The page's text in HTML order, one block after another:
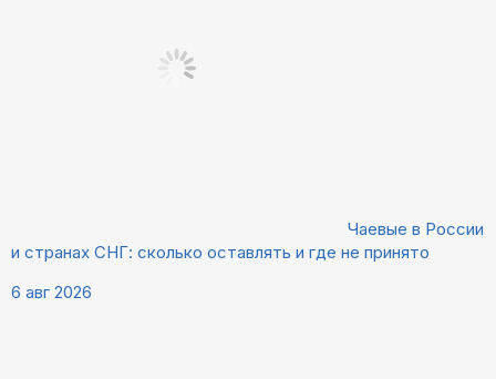
Чаевые в России
и странах СНГ: сколько оставлять и где не принято
6 авг 2026